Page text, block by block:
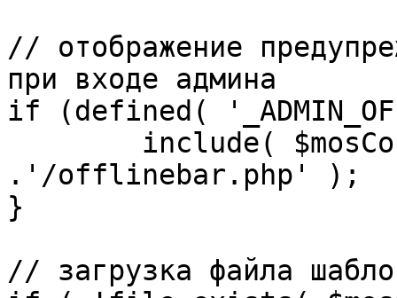
// отображение
при входе админа
if (defined(
.'/offlinebar.php' );
}
// загрузка файла